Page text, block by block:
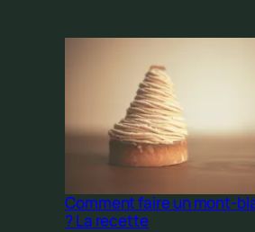
Comment faire un mont-
? La recette